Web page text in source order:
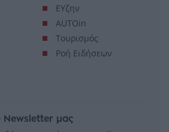
ΕΥζην
AUTOin
Τουρισμός
Ροή Ειδήσεων
Newsletter μας